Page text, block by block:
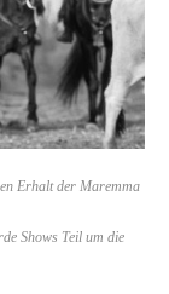
Erhalt der Maremma
Shows Teil um die